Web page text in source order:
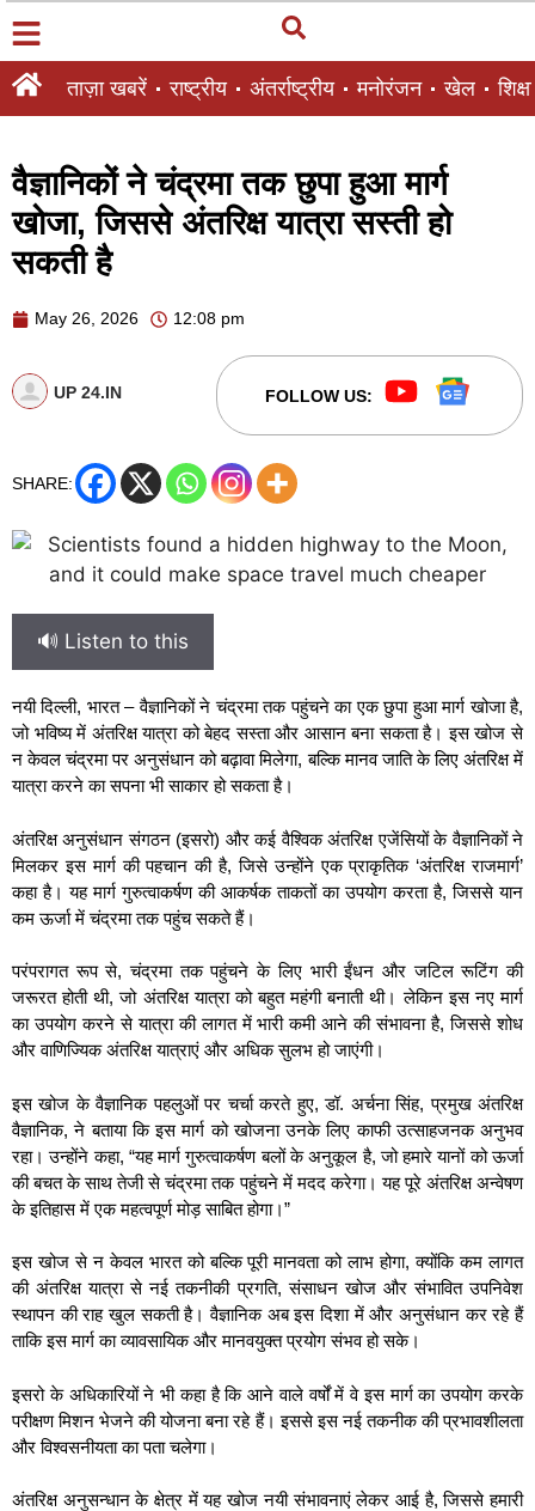
ताज़ा खबरें राष्ट्रीय अंतर्राष्ट्रीय मनोरंजन खेल शिक्षा
वैज्ञानिकों ने चंद्रमा तक छुपा हुआ मार्ग
खोजा, जिससे अंतरिक्ष यात्रा सस्ती हो
सकती है
May 26, 2026 12:08 pm
UP 24.IN FOLLOW US:
SHARE:
🔊 Listen to this
नयी दिल्ली, भारत – वैज्ञानिकों ने चंद्रमा तक पहुंचने का एक छुपा हुआ मार्ग खोजा है,
जो भविष्य में अंतरिक्ष यात्रा को बेहद सस्ता और आसान बना सकता है। इस खोज से
न केवल चंद्रमा पर अनुसंधान को बढ़ावा मिलेगा, बल्कि मानव जाति के लिए अंतरिक्ष में
यात्रा करने का सपना भी साकार हो सकता है।
अंतरिक्ष अनुसंधान संगठन (इसरो) और कई वैश्विक अंतरिक्ष एजेंसियों के वैज्ञानिकों ने
मिलकर इस मार्ग की पहचान की है, जिसे उन्होंने एक प्राकृतिक ‘अंतरिक्ष राजमार्ग’
कहा है। यह मार्ग गुरुत्वाकर्षण की आकर्षक ताकतों का उपयोग करता है, जिससे यान
कम ऊर्जा में चंद्रमा तक पहुंच सकते हैं।
परंपरागत रूप से, चंद्रमा तक पहुंचने के लिए भारी ईंधन और जटिल रूटिंग की
जरूरत होती थी, जो अंतरिक्ष यात्रा को बहुत महंगी बनाती थी। लेकिन इस नए मार्ग
का उपयोग करने से यात्रा की लागत में भारी कमी आने की संभावना है, जिससे शोध
और वाणिज्यिक अंतरिक्ष यात्राएं और अधिक सुलभ हो जाएंगी।
इस खोज के वैज्ञानिक पहलुओं पर चर्चा करते हुए, डॉ. अर्चना सिंह, प्रमुख अंतरिक्ष
वैज्ञानिक, ने बताया कि इस मार्ग को खोजना उनके लिए काफी उत्साहजनक अनुभव
रहा। उन्होंने कहा, “यह मार्ग गुरुत्वाकर्षण बलों के अनुकूल है, जो हमारे यानों को ऊर्जा
की बचत के साथ तेजी से चंद्रमा तक पहुंचने में मदद करेगा। यह पूरे अंतरिक्ष अन्वेषण
के इतिहास में एक महत्वपूर्ण मोड़ साबित होगा।”
इस खोज से न केवल भारत को बल्कि पूरी मानवता को लाभ होगा, क्योंकि कम लागत
की अंतरिक्ष यात्रा से नई तकनीकी प्रगति, संसाधन खोज और संभावित उपनिवेश
स्थापन की राह खुल सकती है। वैज्ञानिक अब इस दिशा में और अनुसंधान कर रहे हैं
ताकि इस मार्ग का व्यावसायिक और मानवयुक्त प्रयोग संभव हो सके।
इसरो के अधिकारियों ने भी कहा है कि आने वाले वर्षों में वे इस मार्ग का उपयोग करके
परीक्षण मिशन भेजने की योजना बना रहे हैं। इससे इस नई तकनीक की प्रभावशीलता
और विश्वसनीयता का पता चलेगा।
अंतरिक्ष अनुसन्धान के क्षेत्र में यह खोज नयी संभावनाएं लेकर आई है, जिससे हमारी